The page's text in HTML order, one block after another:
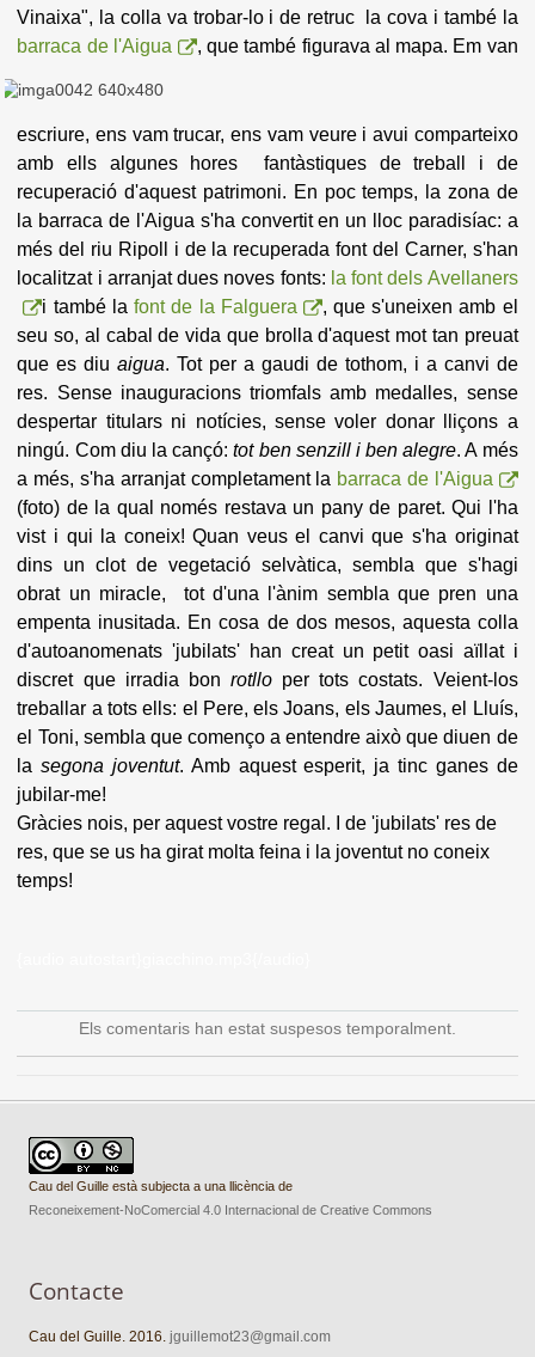
Vinaixa", la colla va trobar-lo i de retruc la cova i també la
barraca de l'Aigua
, que també figurava al mapa. Em van
escriure, ens vam trucar, ens vam veure i avui comparteixo
amb ells algunes hores fantàstiques de treball i de
recuperació d'aquest patrimoni. En poc temps, la zona de
la barraca de l'Aigua s'ha convertit en un lloc paradisíac: a
més del riu Ripoll i de la recuperada font del Carner, s'han
localitzat i arranjat dues noves fonts: la font dels Avellaners
i també lafont de la Falguera
, que s'uneixen amb el
seu so, al cabal de vida que brolla d'aquest mot tan preuat
que es diuaigua. Tot per a gaudi de tothom, i a canvi de
res. Sense inauguracions triomfals amb medalles, sense
despertar titulars ni notícies, sense voler donar lliçons a
ningú. Com diu la cançó:tot ben senzill i ben alegre. A més
a més, s'ha arranjat completament la barraca de l'Aigua
(foto) de la qual només restava un pany de paret. Qui l'ha
vist i qui la coneix! Quan veus el canvi que s'ha originat
dins un clot de vegetació selvàtica, sembla que s'hagi
obrat un miracle, tot d'una l'ànim sembla que pren una
empenta inusitada. En cosa de dos mesos, aquesta colla
d'autoanomenats 'jubilats' han creat un petit oasi aïllat i
discret que irradia bon rotllo per tots costats. Veient-los
treballar a tots ells: el Pere, els Joans, els Jaumes, el Lluís,
el Toni, sembla que començo a entendre això que diuen de
lasegona joventut. Amb aquest esperit, ja tinc ganes de
jubilar-me!
Gràcies nois, per aquest vostre regal. I de 'jubilats' res de
res, que se us ha girat molta feina i la joventut no coneix
temps!
Els comentaris han estat suspesos temporalment.
Cau del Guille està subjecta a una llicència de
Reconeixement-NoComercial 4.0 Internacional de Creative Commons
Contacte
Cau del Guille. 2016.jguillemot23@gmail.com